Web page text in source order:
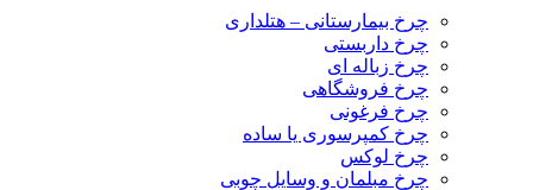
چرخ بیمارستانی – هتلداری
چرخ داربستی
چرخ زباله ای
چرخ فروشگاهی
چرخ فرغونی
چرخ کمپرسوری یا ساده
چرخ لوکس
چرخ مبلمان و وسایل چوبی